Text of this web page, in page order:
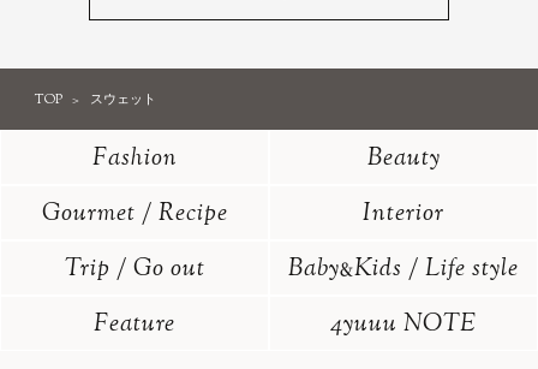
TOP スウェット
Fashion
Beauty
Gourmet / Recipe
Interior
Trip / Go out
Baby&Kids / Life style
Feature
4yuuu NOTE